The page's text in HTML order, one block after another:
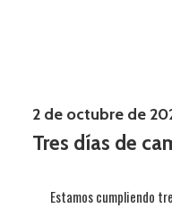
2 de octubre de
Tres días de
Estamos cumpliendo